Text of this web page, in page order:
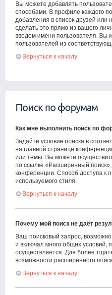
Вы можете добавлять
способами. В профиле каждого
добавления в список друзей или
сделать это прямо из вашего
вводом имени пользователя. Вы
пользователей из
Вернуться к началу
Поиск по форумам
Как мне выполнить поиск по
Задайте условие поиска в
на главной странице
или темы. Вы можете
по ссылке «Расширенный
конференции. Способ доступа к
используемого стиля.
Вернуться к началу
Почему мой поиск не даёт
Ваш поисковый запрос,
и включал много общих условий,
осуществляется. Для более
возможности расширенного
Вернуться к началу